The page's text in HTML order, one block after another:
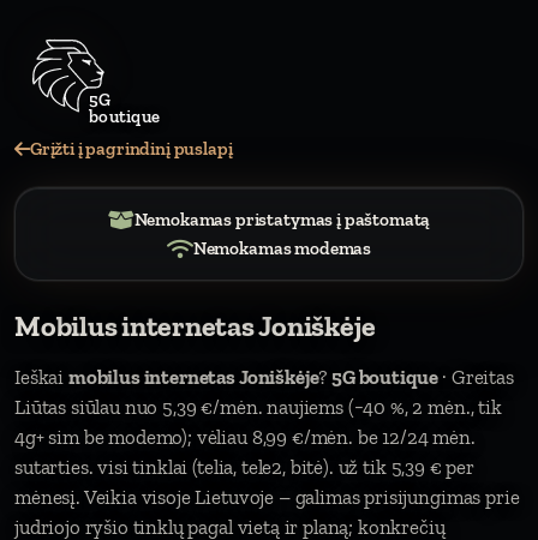
Grįžti į pagrindinį puslapį
Nemokamas pristatymas į paštomatą
Nemokamas modemas
Mobilus internetas Joniškėje
Ieškai mobilus internetas Joniškėje?5G boutique· Greitas
Liūtas siūlau nuo 5,39 €/mėn. naujiems (−40 %, 2 mėn., tik
4g+ sim be modemo); vėliau 8,99 €/mėn. be 12/24 mėn.
sutarties. visi tinklai (telia, tele2, bitė). už tik 5,39 € per
mėnesį. Veikia visoje Lietuvoje – galimas prisijungimas prie
judriojo ryšio tinklų pagal vietą ir planą; konkrečių